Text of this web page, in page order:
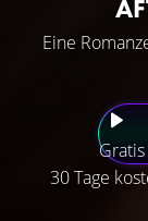
Eine
30 Tage